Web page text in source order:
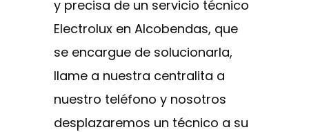
y precisa de un servicio técnico
Electrolux en Alcobendas, que
se encargue de solucionarla,
llame a nuestra centralita a
nuestro teléfono y nosotros
desplazaremos un técnico a su